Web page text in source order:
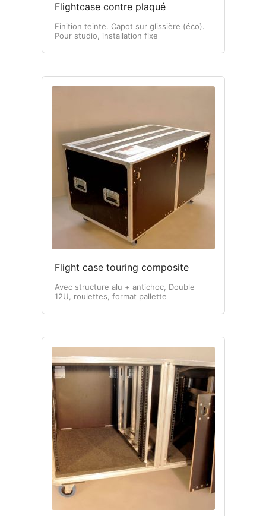
Flightcase contre plaqué
Finition teinte. Capot sur glissière (éco).
Pour studio, installation fixe
Flight case touring composite
Avec structure alu + antichoc, Double
12U, roulettes, format pallette